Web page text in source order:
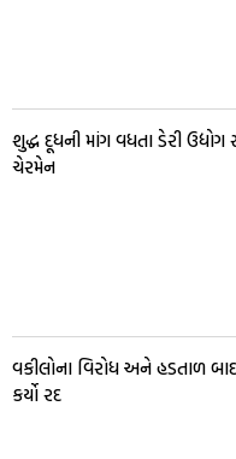
શુદ્ધ દૂધની માંગ વધતા ડેરી
ચેરમેન
વકીલોના વિરોધ અને હડતાળ બાદ
કર્યો રદ